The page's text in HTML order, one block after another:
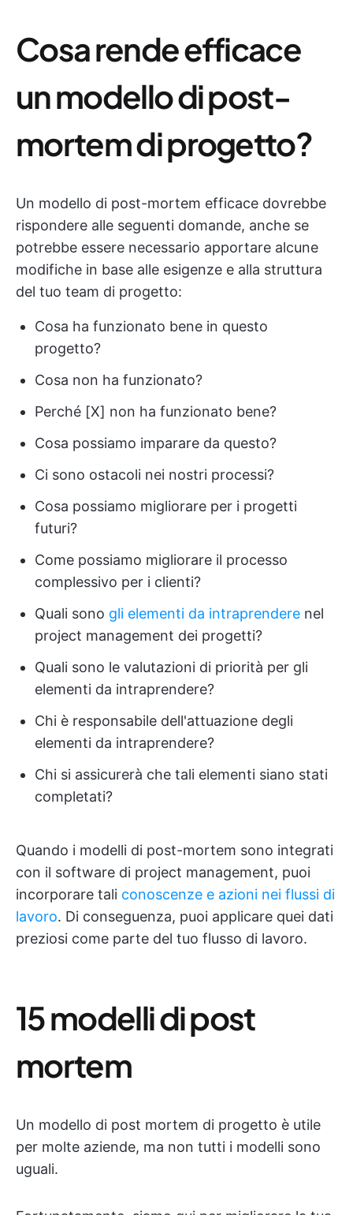
Cosa rende efficace
un modello di post-
mortem di progetto?
Un modello di post-mortem efficace dovrebbe
rispondere alle seguenti domande, anche se
potrebbe essere necessario apportare alcune
modifiche in base alle esigenze e alla struttura
del tuo team di progetto:
Cosa ha funzionato bene in questo
progetto?
Cosa non ha funzionato?
Perché [X] non ha funzionato bene?
Cosa possiamo imparare da questo?
Ci sono ostacoli nei nostri processi?
Cosa possiamo migliorare per i progetti
futuri?
Come possiamo migliorare il processo
complessivo per i clienti?
Quali sono gli elementi da intraprendere nel
project management dei progetti?
Quali sono le valutazioni di priorità per gli
elementi da intraprendere?
Chi è responsabile dell'attuazione degli
elementi da intraprendere?
Chi si assicurerà che tali elementi siano stati
completati?
Quando i modelli di post-mortem sono integrati
con il software di project management, puoi
incorporare tali conoscenze e azioni nei flussi di
lavoro. Di conseguenza, puoi applicare quei dati
preziosi come parte del tuo flusso di lavoro.
15 modelli di post
mortem
Un modello di post mortem di progetto è utile
per molte aziende, ma non tutti i modelli sono
uguali.